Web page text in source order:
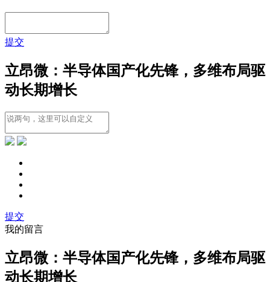
提交
立昂微：半导体国产化先锋，多维布局驱
动长期增长
提交
我的留言
立昂微：半导体国产化先锋，多维布局驱
动长期增长